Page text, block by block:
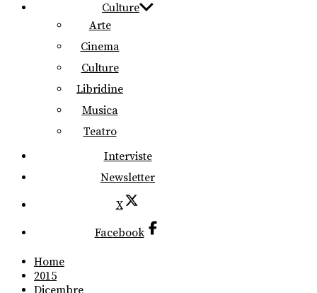
Culture
Arte
Cinema
Culture
Libridine
Musica
Teatro
Interviste
Newsletter
X
Facebook
Home
2015
Dicembre